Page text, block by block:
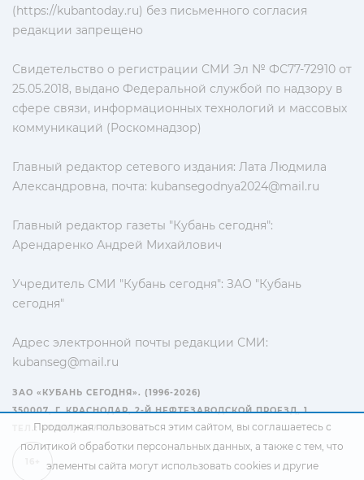
(https://kubantoday.ru) без письменного согласия
редакции запрещено
Свидетельство о регистрации СМИ Эл № ФС77-72910 от
25.05.2018, выдано Федеральной службой по надзору в
сфере связи, информационных технологий и массовых
коммуникаций (Роскомнадзор)
Главный редактор сетевого издания: Лата Людмила
Александровна, почта: kubansegodnya2024@mail.ru
Главный редактор газеты "Кубань сегодня":
Арендаренко Андрей Михайлович
Учредитель СМИ "Кубань сегодня": ЗАО "Кубань
сегодня"
Адрес электронной почты редакции СМИ:
kubanseg@mail.ru
ЗАО «КУБАНЬ СЕГОДНЯ». (1996-2026)
350007, Г. КРАСНОДАР, 2-Й НЕФТЕЗАВОДСКОЙ ПРОЕЗД, 1
ТЕЛ.: +7(861) 267-15-15
Продолжая пользоваться этим сайтом, вы соглашаетесь с
политикой обработки персональных данных, а также с тем, что
элементы сайта могут использовать cookies и другие